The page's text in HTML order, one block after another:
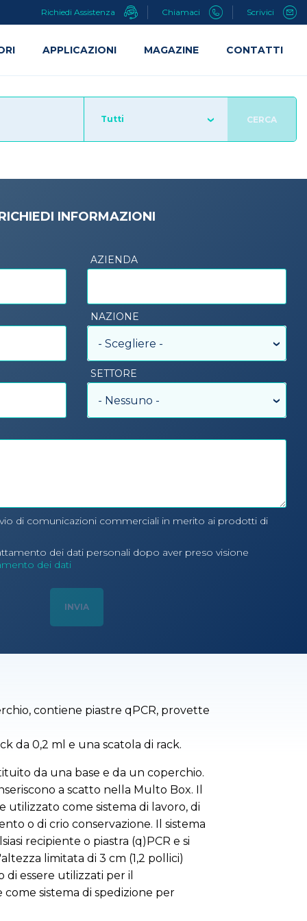
Tutti CERCA
INFORMAZIONI
AZIENDA
NAZIONE
- Scegliere -
SETTORE
- Nessuno -
di comunicazioni commerciali in merito ai prodotti di
dei dati personali dopo aver preso visione
dei dati
contiene piastre qPCR, provette
da 0,2 ml e una scatola di rack.
da una base e da un coperchio.
a scatto nella Multo Box. Il
utilizzato come sistema di lavoro, di
o di crio conservazione. Il sistema
recipiente o piastra (q)PCR e si
limitata di 3 cm (1,2 pollici)
di essere utilizzati per il
sistema di spedizione per
Richiedi Assistenza Chiamaci Scrivici
APPLICAZIONI MAGAZINE CONTATTI